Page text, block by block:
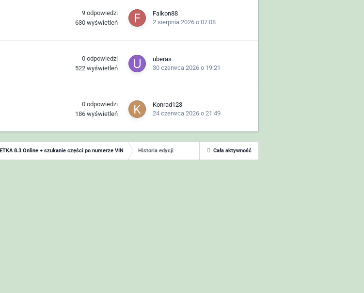
9 odpowiedzi
630 wyświetleń
Falkon88
2 sierpnia 2026 o 07:08
0 odpowiedzi
522 wyświetleń
uberas
30 czerwca 2026 o 19:21
0 odpowiedzi
186 wyświetleń
Konrad123
24 czerwca 2026 o 21:49
Cała aktywność
ETKA 8.3 Online + szukanie części po numerze VIN Historia edycji